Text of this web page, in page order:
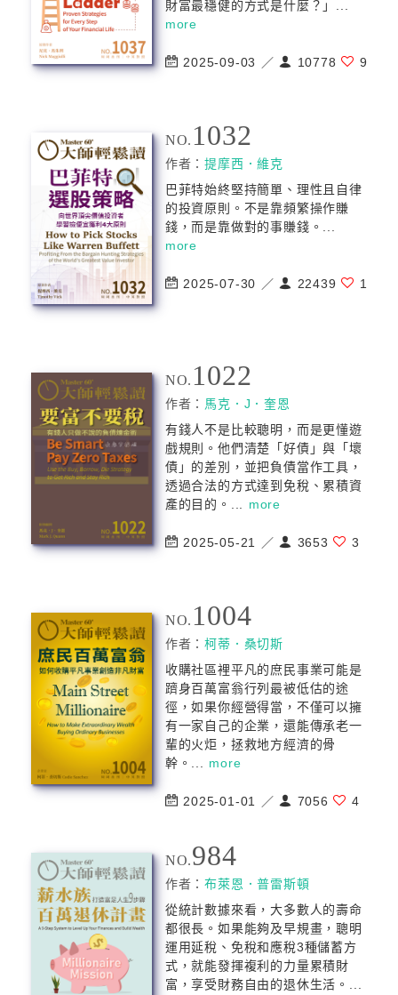
財富最穩健的方式是什麼？」...
more
2025-09-03 ／ 10778 9
NO. 1032
作者：提摩西．維克
巴菲特始終堅持簡單、理性且自律
的投資原則。不是靠頻繁操作賺
錢，而是靠做對的事賺錢。...
more
2025-07-30 ／ 22439 1
NO. 1022
作者： 馬克．J．奎恩
有錢人不是比較聰明，而是更懂遊
戲規則。他們清楚「好債」與「壞
債」的差別，並把負債當作工具，
透過合法的方式達到免稅、累積資
產的目的。... more
2025-05-21 ／ 3653 3
NO. 1004
作者：柯蒂．桑切斯
收購社區裡平凡的庶民事業可能是
躋身百萬富翁行列最被低估的途
徑，如果你經營得當，不僅可以擁
有一家自己的企業，還能傳承老一
輩的火炬，拯救地方經濟的骨
幹。... more
2025-01-01 ／ 7056 4
NO.984
作者：布萊恩．普雷斯頓
從統計數據來看，大多數人的壽命
都很長。如果能夠及早規畫，聰明
運用延稅、免稅和應稅3種儲蓄方
式，就能發揮複利的力量累積財
富，享受財務自由的退休生活。...